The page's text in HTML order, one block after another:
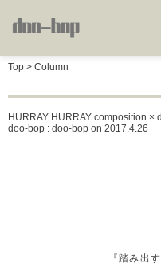
Top > Column
HURRAY HURRAY composition ×
doo-bop : doo-bop on 2017.4.26
『踏み出